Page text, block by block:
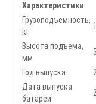
Характеристики
Грузоподъемность,
кг
Высота подъема,
мм
Год выпуска
Дата выпуска
батареи